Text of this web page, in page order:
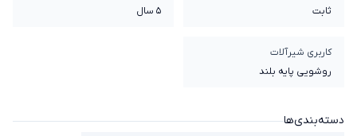
ثابت
5 سال
کاربری شیرآلات
روشویی پایه بلند
دسته‌بندی‌ها